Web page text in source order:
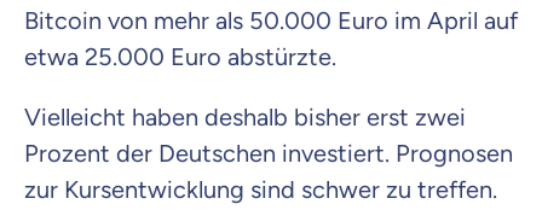
Bitcoin von mehr als 50.000 Euro im April auf
etwa 25.000 Euro abstürzte.
Vielleicht haben deshalb bisher erst zwei
Prozent der Deutschen investiert. Prognosen
zur Kursentwicklung sind schwer zu treffen.